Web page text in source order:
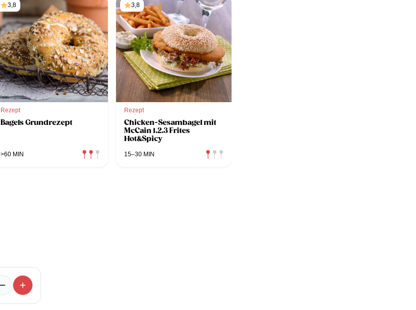
3,8
Rezept
Bagels Grundrezept
>60 MIN
3,8
Rezept
Chicken-Sesambagel mit
McCain 1.2.3 Frites
Hot&Spicy
15–30 MIN